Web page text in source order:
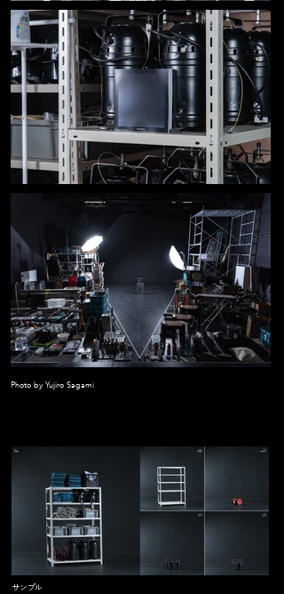
Photo by Yujiro Sagami
​サンプル